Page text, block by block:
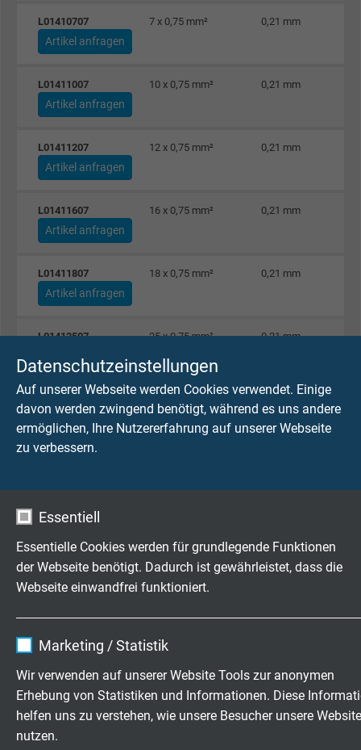
Datenschutzeinstellungen
Auf unserer Webseite werden Cookies verwendet. Einige
davon werden zwingend benötigt, während es uns andere
ermöglichen, Ihre Nutzererfahrung auf unserer Webseite
zu verbessern.
Essentiell
Essentielle Cookies werden für grundlegende Funktionen
der Webseite benötigt. Dadurch ist gewährleistet, dass die
Webseite einwandfrei funktioniert.
Laufzeit 1 Jahr
Marketing / Statistik
Wir verwenden auf unserer Website Tools zur anonymen
Erhebung von Statistiken und Informationen. Diese
helfen uns zu verstehen, wie unsere Besucher unsere Website
nutzen.
L01410707 7 x 0,75 mm² 0,21 mm
Artikel anfragen
L01411007 10 x 0,75 mm² 0,21 mm
Artikel anfragen
L01411207 12 x 0,75 mm² 0,21 mm
Artikel anfragen
L01411607 16 x 0,75 mm² 0,21 mm
Artikel anfragen
L01411807 18 x 0,75 mm² 0,21 mm
Artikel anfragen
L01412507 25 x 0,75 mm² 0,21 mm
Artikel anfragen
L01410410
Artikel anfragen
L01410510 5 x 1,00 mm²
L01410610 6 x 1,00 mm²
Artikel anfragen
L01410710 7 x 1,00 mm² 0,21 mm
Artikel anfragen